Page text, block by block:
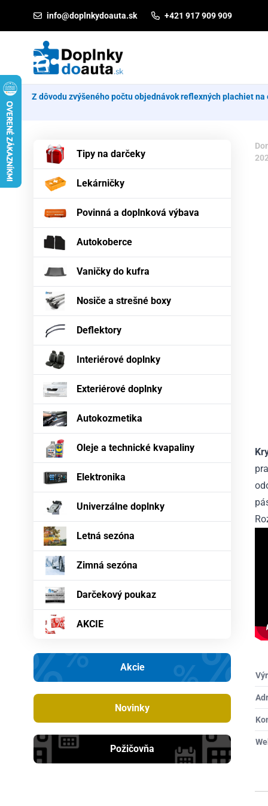
info@doplnkydoauta.sk +421 917 909 909
Z dôvodu zvýšeného počtu objednávok reflexných plachiet
Tipy na darčeky
Lekárničky
Povinná a doplnková výbava
Autokoberce
Vaničky do kufra
Nosiče a strešné boxy
Deflektory
Interiérové doplnky
Exteriérové doplnky
Autokozmetika
Oleje a technické kvapaliny
Elektronika
Univerzálne doplnky
Letná sezóna
Zimná sezóna
Darčekový poukaz
AKCIE
Akcie
Novinky
Požičovňa